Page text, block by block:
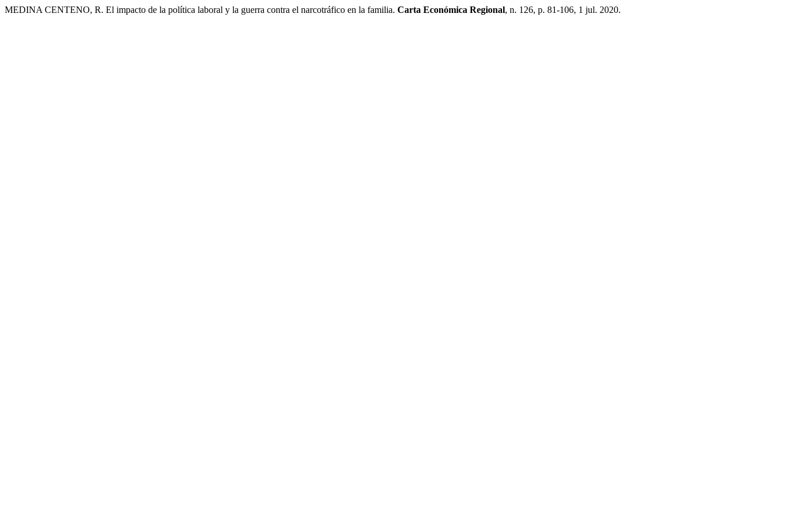
MEDINA CENTENO, R. El impacto de la política laboral y la guerra contra el narcotráfico en la familia. Carta Económica Regional, n. 126, p. 81-106, 1 jul. 2020.